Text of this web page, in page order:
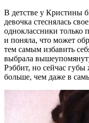
В детстве у Кристины
девочка стеснялась
одноклассники только
и поняла, что может
тем самым избавить
выбрала
Рэббит, но сейчас
больше, чем даже в